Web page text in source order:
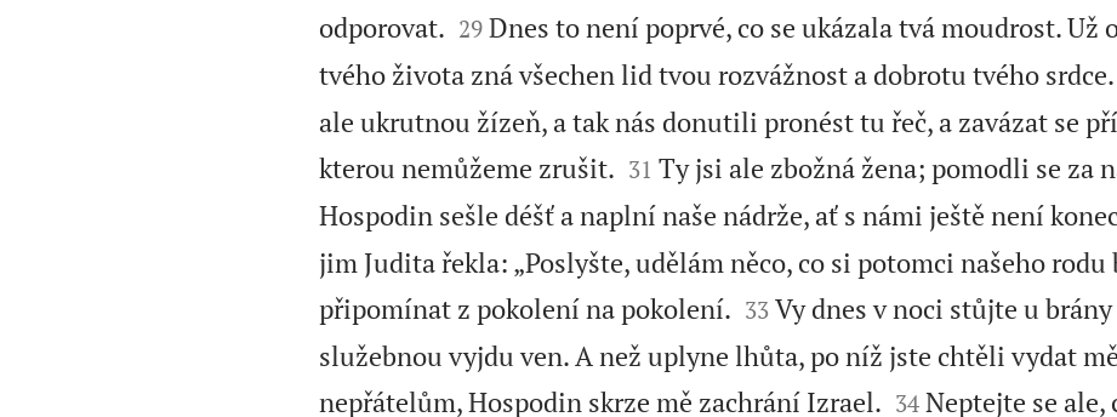
odporovat.
29 Dnes to není poprvé, co se ukázala tvá moudrost. Už
tvého života zná všechen lid tvou rozvážnost a dobrotu tvého srdce.
ale ukrutnou žízeň, a tak nás donutili pronést tu řeč, a zavázat se
kterou nemůžeme zrušit.
31 Ty jsi ale zbožná žena; pomodli se za
Hospodin sešle déšť a naplní naše nádrže, ať s námi ještě není
jim Judita řekla: „Poslyšte, udělám něco, co si potomci našeho rodu
připomínat z pokolení na pokolení.
33 Vy dnes v noci stůjte u brány
služebnou vyjdu ven. A než uplyne lhůta, po níž jste chtěli vydat
nepřátelům, Hospodin skrze mě zachrání Izrael.
34 Neptejte se ale,